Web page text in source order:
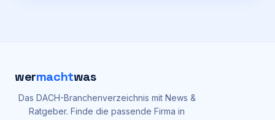
wermachtwas
Das DACH-Branchenverzeichnis mit News &
Ratgeber. Finde die passende Firma in